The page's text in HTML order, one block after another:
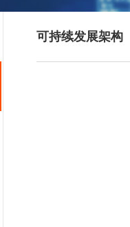
可持续发展架构